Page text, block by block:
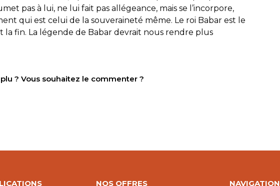
pas à lui, ne lui fait pas allégeance, mais se l’incorpore,
qui est celui de la souveraineté même. Le roi Babar est le
la fin. La légende de Babar devrait nous rendre plus
? Vous souhaitez le commenter ?
NOS OFFRES NAVIGATION